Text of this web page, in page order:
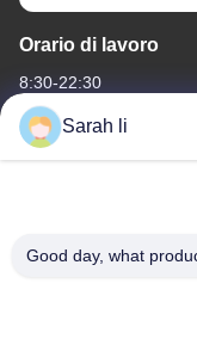
Orario di lavoro
8:30-22:30
Il nostro indirizzo
Guangdong
Sarah li
Good day, what